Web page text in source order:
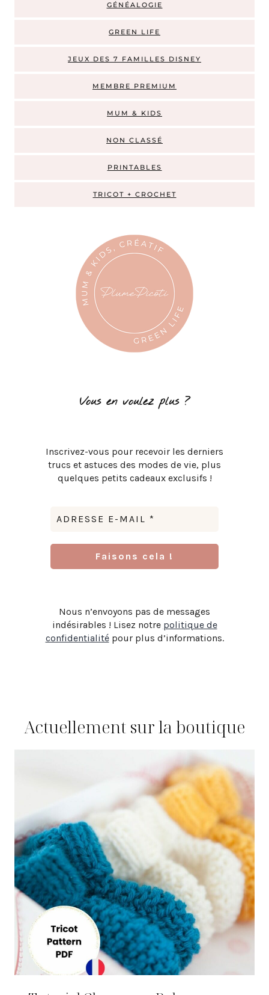
GÉNÉALOGIE
GREEN LIFE
JEUX DES 7 FAMILLES DISNEY
MEMBRE PREMIUM
MUM & KIDS
NON CLASSÉ
PRINTABLES
TRICOT + CROCHET
Vous en voulez plus ?
Inscrivez-vous pour recevoir les derniers
trucs et astuces des modes de vie, plus
quelques petits cadeaux exclusifs !
Nous n’envoyons pas de messages
indésirables ! Lisez notre politique de
confidentialitépour plus d’informations.
Actuellement sur la boutique